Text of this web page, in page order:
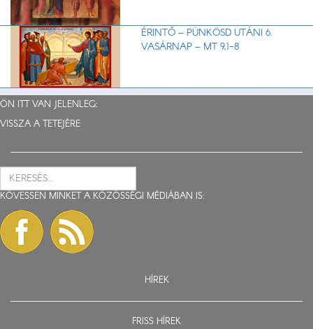
ÉRINTŐ – PÜNKÖSD UTÁNI 6.
VASÁRNAP – MT 9,1-8
ÖN ITT VAN JELENLEG:
VISSZA A TETEJÉRE
KÖVESSEN MINKET A KÖZÖSSÉGI MÉDIÁBAN IS:
HÍREK
FRISS HÍREK